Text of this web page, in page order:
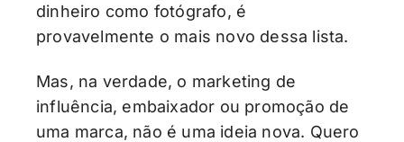
dinheiro como fotógrafo, é
provavelmente o mais novo dessa lista.
Mas, na verdade, o marketing de
influência, embaixador ou promoção de
uma marca, não é uma ideia nova. Quero